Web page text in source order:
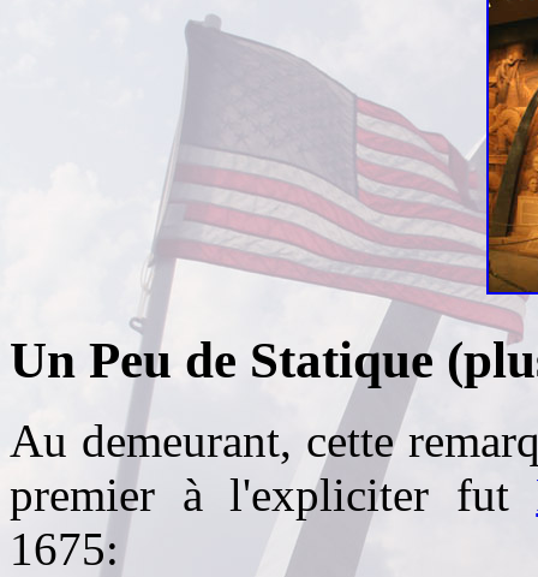
Un Peu de Statique
Au demeurant, cette
premier à l'expliciter fut
1675: